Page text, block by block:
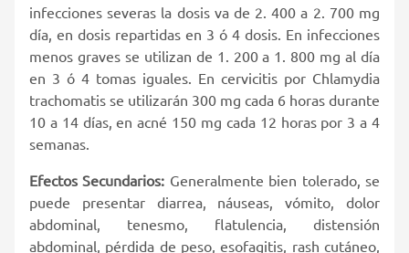
infecciones severas la dosis va de 2. 400 a 2. 700 mg
día, en dosis repartidas en 3 ó 4 dosis. En infecciones
menos graves se utilizan de 1. 200 a 1. 800 mg al día
en 3 ó 4 tomas iguales. En cervicitis por Chlamydia
trachomatis se utilizarán 300 mg cada 6 horas durante
10 a 14 días, en acné 150 mg cada 12 horas por 3 a 4
semanas.
Efectos Secundarios: Generalmente bien tolerado, se
puede presentar diarrea, náuseas, vómito, dolor
abdominal, tenesmo, flatulencia, distensión
abdominal, pérdida de peso, esofagitis, rash cutáneo,